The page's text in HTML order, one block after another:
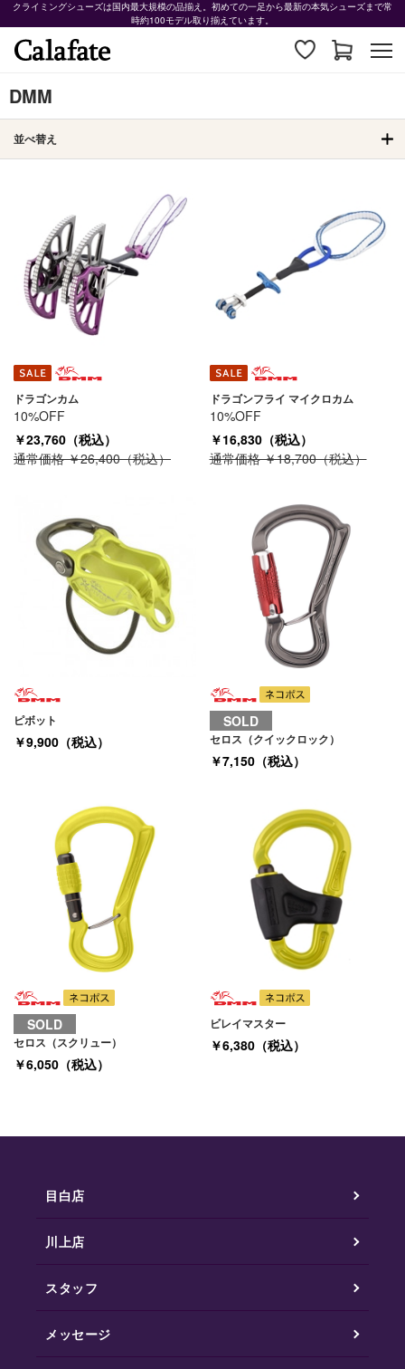
クライミングシューズは国内最大規模の品揃え。初めての一足から最新の本気シューズまで常
時約100モデル取り揃えています。
DMM
並べ替え
ドラゴンカム
10%OFF
￥23,760（税込）
通常価格 ￥26,400（税込）
ドラゴンフライ マイクロカム
10%OFF
￥16,830（税込）
通常価格 ￥18,700（税込）
ピボット
￥9,900（税込）
SOLD
セロス（クイックロック）
￥7,150（税込）
SOLD
セロス（スクリュー）
￥6,050（税込）
ビレイマスター
￥6,380（税込）
目白店
川上店
スタッフ
メッセージ